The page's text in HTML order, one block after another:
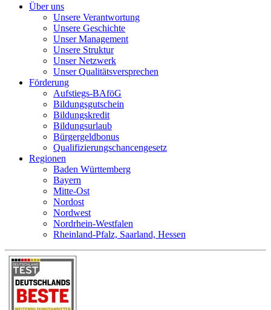
Über uns
Unsere Verantwortung
Unsere Geschichte
Unser Management
Unsere Struktur
Unser Netzwerk
Unser Qualitätsversprechen
Förderung
Aufstiegs-BAföG
Bildungsgutschein
Bildungskredit
Bildungsurlaub
Bürgergeldbonus
Qualifizierungschancengesetz
Regionen
Baden Württemberg
Bayern
Mitte-Ost
Nordost
Nordwest
Nordrhein-Westfalen
Rheinland-Pfalz, Saarland, Hessen